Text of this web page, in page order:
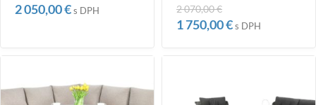
2 050,00€s DPH 2 070,00€
1 750,00€s DPH